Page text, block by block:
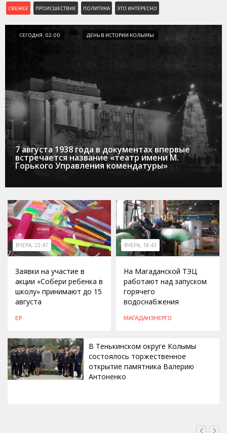
СВЕЖЕЕ ПРОИСШЕСТВИЕ ПОЛИТИКА ЭТО ИНТЕРЕСНО
СЕГОДНЯ, 02:00 ДЕНЬ В ИСТОРИИ КОЛЫМЫ
7 августа 1938 года в документах впервые
встречается название «театр имени М.
Горького Управления комендатуры»
ВЧЕРА, 22:47
Заявки на участие в
акции «Собери ребенка в
школу» принимают до 15
августа
ЕР
ВЧЕРА, 18:43
На Магаданской ТЭЦ
работают над запуском
горячего
водоснабжения
МАГАДАНЭНЕРГО
В Тенькинском округе Колымы
состоялось торжественное
открытие памятника Валерию
Антоненко